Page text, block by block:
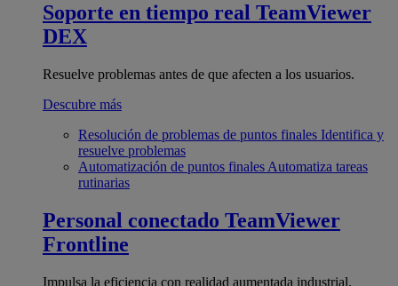
Soporte en tiempo real TeamViewer
DEX
Resuelve problemas antes de que afecten a los usuarios.
Descubre más
Resolución de problemas de puntos finales Identifica y
resuelve problemas
Automatización de puntos finales Automatiza tareas
rutinarias
Personal conectado TeamViewer
Frontline
Impulsa la eficiencia con realidad aumentada industrial.